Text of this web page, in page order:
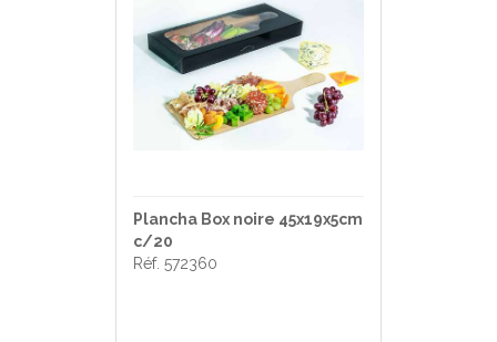
Plancha Box noire 45x19x5cm
c/20
Réf. 572360